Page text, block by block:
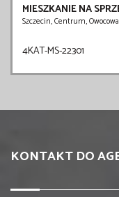
MIESZKANIE NA
Szczecin, Centrum, Owocowa
4KAT-MS-22301
KONTAKT DO